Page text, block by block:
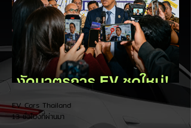
EV Cars Thailand
13 ชั่วโมงที่ผ่านมา